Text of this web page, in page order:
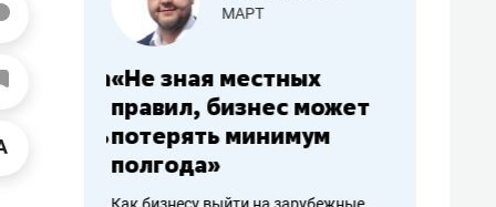
работа
МАРТ
«Не зная местных
правил, бизнес может
потерять минимум
полгода»